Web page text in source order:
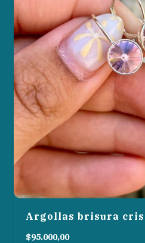
Argollas brisura
$95.000,00